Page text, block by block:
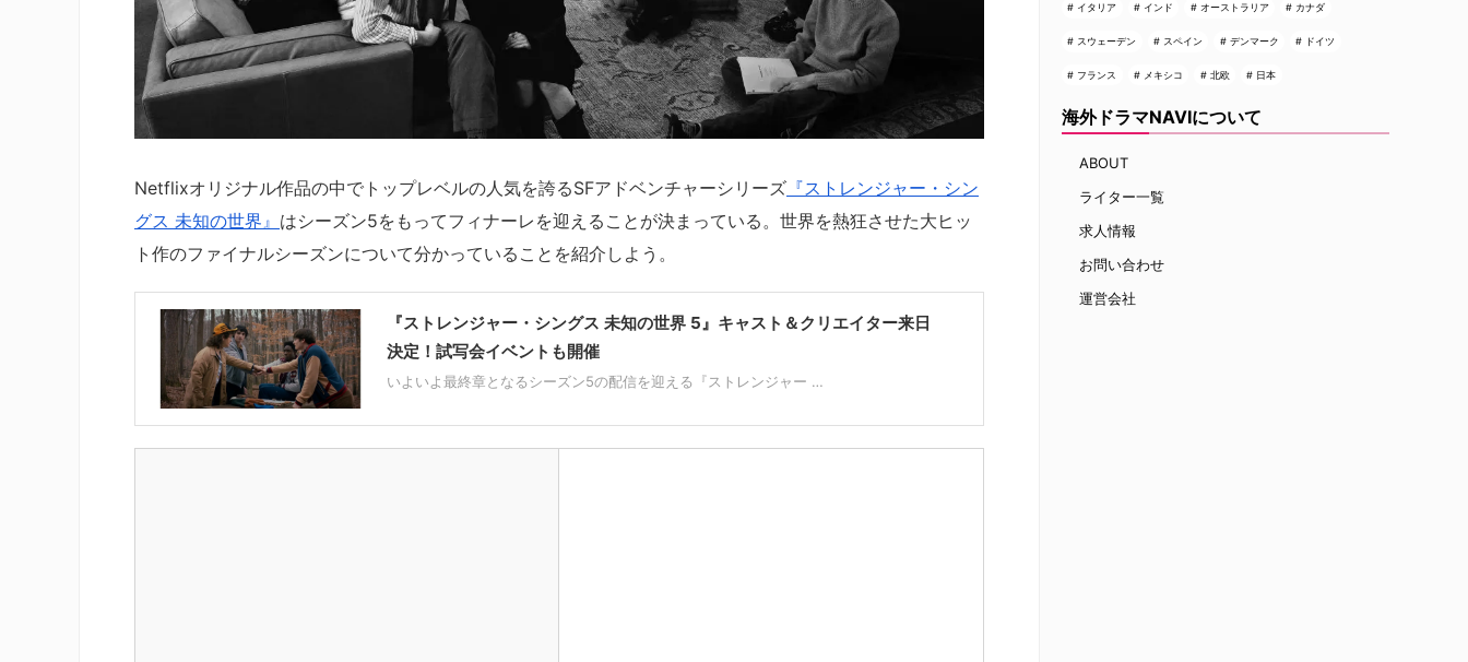
Netflixオリジナル作品の中でトップレベルの人気を誇るSFアドベンチャーシリーズ 『ストレンジャー・シン
グス 未知の世界』 はシーズン5をもってフィナーレを迎えることが決まっている。世界を熱狂させた大ヒッ
ト作のファイナルシーズンについて分かっていることを紹介しよう。
『ストレンジャー・シングス 未知の世界 5』キャスト＆クリエイター来日
決定！試写会イベントも開催
いよいよ最終章となるシーズン5の配信を迎える『ストレンジャー …
イタリア インド オーストラリア カナダ
スウェーデン スペイン デンマーク ドイツ
フランス メキシコ 北欧 日本
海外ドラマNAVIについて
ABOUT
ライター一覧
求人情報
お問い合わせ
運営会社